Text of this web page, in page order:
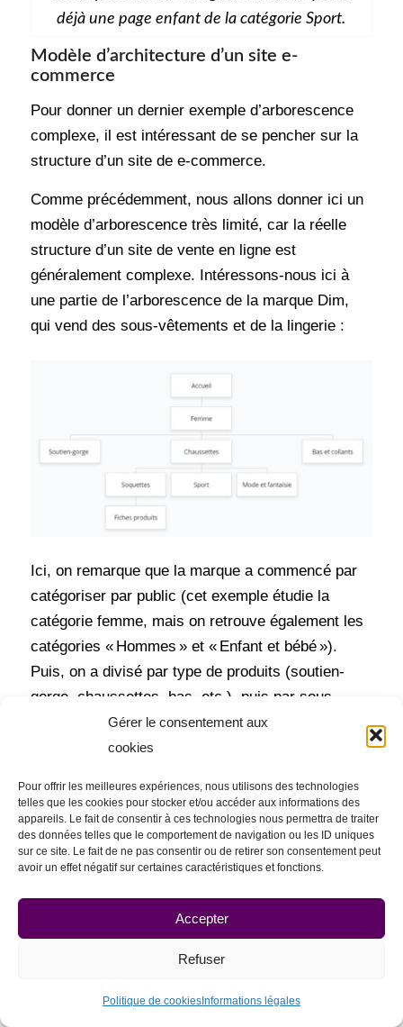
Gérer le consentement aux
cookies
Pour offrir les meilleures expériences, nous utilisons des technologies
telles que les cookies pour stocker et/ou accéder aux informations des
appareils. Le fait de consentir à ces technologies nous permettra de traiter
des données telles que le comportement de navigation ou les ID uniques
sur ce site. Le fait de ne pas consentir ou de retirer son consentement peut
avoir un effet négatif sur certaines caractéristiques et fonctions.
Accepter
Refuser
Politique de cookies Informations légales
déjà une page enfant de la catégorie Sport.
Modèle d’architecture d’un site e-
commerce
Pour donner un dernier exemple d’arborescence
complexe, il est intéressant de se pencher sur la
structure d’un site de e-commerce.
Comme précédemment, nous allons donner ici un
modèle d’arborescence très limité, car la réelle
structure d’un site de vente en ligne est
généralement complexe. Intéressons-nous ici à
une partie de l’arborescence de la marque Dim,
qui vend des sous-vêtements et de la lingerie :
Ici, on remarque que la marque a commencé par
catégoriser par public (cet exemple étudie la
catégorie femme, mais on retrouve également les
catégories « Hommes » et « Enfant et bébé »).
Puis, on a divisé par type de produits (soutien-
gorge, chaussettes, bas, etc.), puis par sous-
types de produits (soquettes, chaussettes de
sport, etc.).
L’idée est de permettre à l’internaute de trouver
plus facilement le type de produit qui l’intéresse.
Les catégories produits de Dim sont très